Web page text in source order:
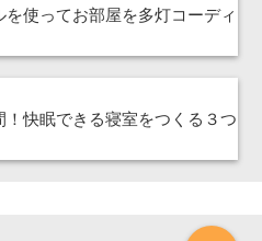
を使ってお部屋を多灯コーディ
！快眠できる寝室をつくる３つ